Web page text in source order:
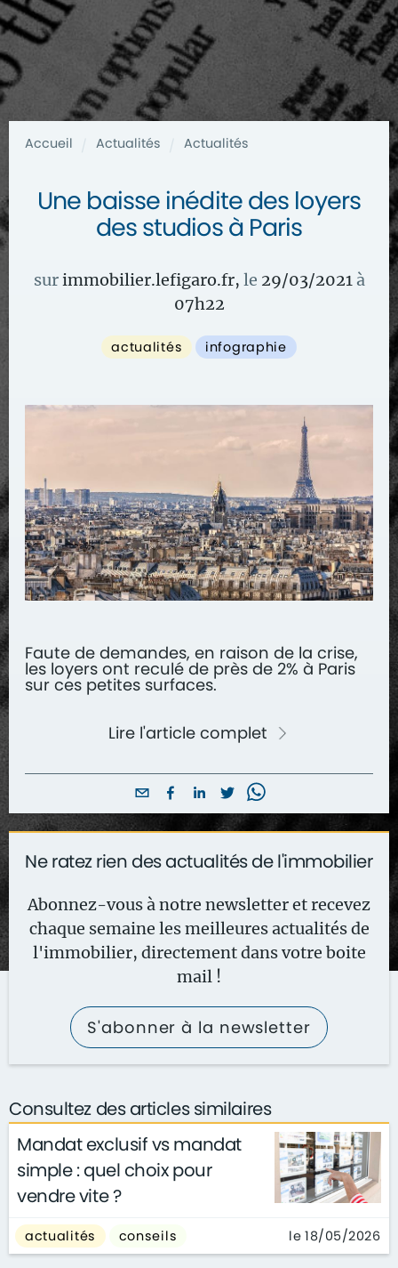
Accueil Actualités Actualités
Une baisse inédite des loyers
des studios à Paris
surimmobilier.lefigaro.fr, le 29/03/2021 à
07h22
actualités infographie
Faute de demandes, en raison de la crise,
les loyers ont reculé de près de 2% à Paris
sur ces petites surfaces.
Lire l'article complet
Ne ratez rien des actualités de l'immobilier
Abonnez-vous à notre newsletter et recevez
chaque semaine les meilleures actualités de
l'immobilier, directement dans votre boite
mail !
S'abonner à la newsletter
Consultez des articles similaires
Mandat exclusif vs mandat
simple : quel choix pour
vendre vite ?
actualités conseils le 18/05/2026